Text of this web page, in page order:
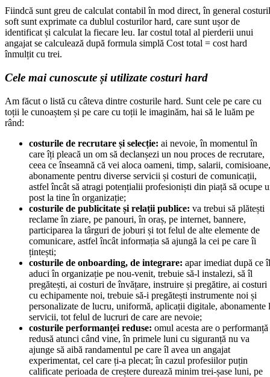
Fiindcă sunt greu de calculat contabil în mod direct, în general
soft sunt exprimate ca dublul costurilor hard, care sunt ușor de
identificat și calculat la fiecare leu. Iar costul total al pierderii unui
angajat se calculează după formula simplă Cost total = cost hard
înmulțit cu trei.
Cele mai cunoscute și utilizate costuri hard
Am făcut o listă cu câteva dintre costurile hard. Sunt cele pe care cu
toții le cunoaștem și pe care cu toții le imaginăm, hai să le luăm pe
rând:
costurile de recrutare și selecție: ai nevoie, în momentul în
care îți pleacă un om să declanșezi un nou proces de recrutare,
ceea ce înseamnă că vei aloca oameni, timp, salarii, comisioane,
abonamente pentru diverse servicii și costuri de comunicații,
astfel încât să atragi potențialii profesioniști din piață să ocupe
post la tine în organizație;
costurile de publicitate și relații publice: va trebui să plătești
reclame în ziare, pe panouri, în oraș, pe internet, bannere,
participarea la târguri de joburi și tot felul de alte elemente de
comunicare, astfel încât informația să ajungă la cei pe care îi
țintești;
costurile de onboarding, de integrare: apar imediat după ce îl
aduci în organizație pe nou-venit, trebuie să-l instalezi, să îl
pregătești, ai costuri de învățare, instruire și pregătire, ai costuri
cu echipamente noi, trebuie să-i pregătești instrumente noi și
personalizate de lucru, uniformă, aplicații digitale, abonamente
servicii, tot felul de lucruri de care are nevoie;
costurile performanței reduse: omul acesta are o performanță
redusă atunci când vine, în primele luni cu siguranță nu va
ajunge să aibă randamentul pe care îl avea un angajat
experimentat, cel care ți-a plecat; în cazul profesiilor puțin
calificate perioada de creștere durează minim trei-șase luni, pe